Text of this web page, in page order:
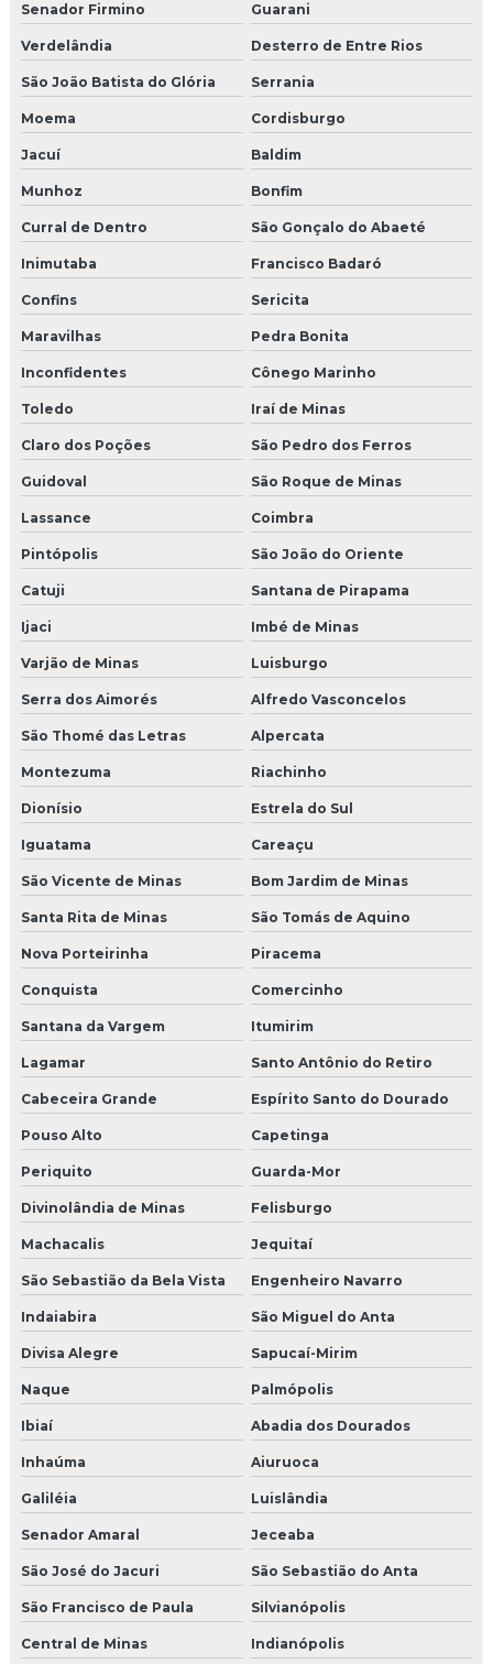
Senador Firmino Guarani
Verdelândia Desterro de Entre Rios
São João Batista do Glória Serrania
Moema Cordisburgo
Jacuí Baldim
Munhoz Bonfim
Curral de Dentro São Gonçalo do Abaeté
Inimutaba Francisco Badaró
Confins Sericita
Maravilhas Pedra Bonita
Inconfidentes Cônego Marinho
Toledo Iraí de Minas
Claro dos Poções São Pedro dos Ferros
Guidoval São Roque de Minas
Lassance Coimbra
Pintópolis São João do Oriente
Catuji Santana de Pirapama
Ijaci Imbé de Minas
Varjão de Minas Luisburgo
Serra dos Aimorés Alfredo Vasconcelos
São Thomé das Letras Alpercata
Montezuma Riachinho
Dionísio Estrela do Sul
Iguatama Careaçu
São Vicente de Minas Bom Jardim de Minas
Santa Rita de Minas São Tomás de Aquino
Nova Porteirinha Piracema
Conquista Comercinho
Santana da Vargem Itumirim
Lagamar Santo Antônio do Retiro
Cabeceira Grande Espírito Santo do Dourado
Pouso Alto Capetinga
Periquito Guarda-Mor
Divinolândia de Minas Felisburgo
Machacalis Jequitaí
São Sebastião da Bela Vista Engenheiro Navarro
Indaiabira São Miguel do Anta
Divisa Alegre Sapucaí-Mirim
Naque Palmópolis
Ibiaí Abadia dos Dourados
Inhaúma Aiuruoca
Galiléia Luislândia
Senador Amaral Jeceaba
São José do Jacuri São Sebastião do Anta
São Francisco de Paula Silvianópolis
Central de Minas Indianópolis